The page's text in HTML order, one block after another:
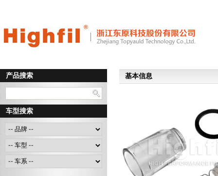
产品搜索
车型搜索
基本信息